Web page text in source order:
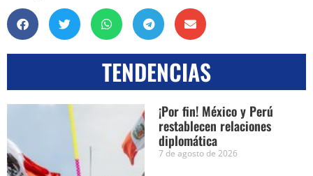
TENDENCIAS
¡Por fin! México y Perú
restablecen relaciones
diplomática
7 de agosto de 2026